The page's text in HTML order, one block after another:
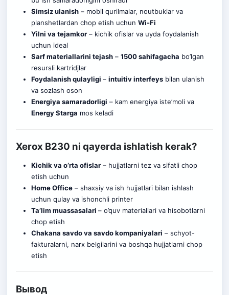
Simsiz ulanish– mobil qurilmalar, noutbuklar va
planshetlardan chop etish uchun Wi-Fi
Yilni va tejamkor– kichik ofislar va uyda foydalanish
uchun ideal
Sarf materiallarini tejash– 1500 sahifagacha bo’lgan
resursli kartridjlar
Foydalanish qulayligi – intuitiv interfeysbilan ulanish
va sozlash oson
Energiya samaradorligi – kam energiya iste’moli va
Energy Starga mos keladi
Xerox B230 ni qayerda ishlatish kerak?
Kichik va o’rta ofislar– hujjatlarni tez va sifatli chop
etish uchun
Home Office– shaxsiy va ish hujjatlari bilan ishlash
uchun qulay va ishonchli printer
Ta’lim muassasalari – o’quv materiallari va hisobotlarni
chop etish
Chakana savdo va savdo kompaniyalari – schyot-
fakturalarni, narx belgilarini va boshqa hujjatlarni chop
etish
Вывод